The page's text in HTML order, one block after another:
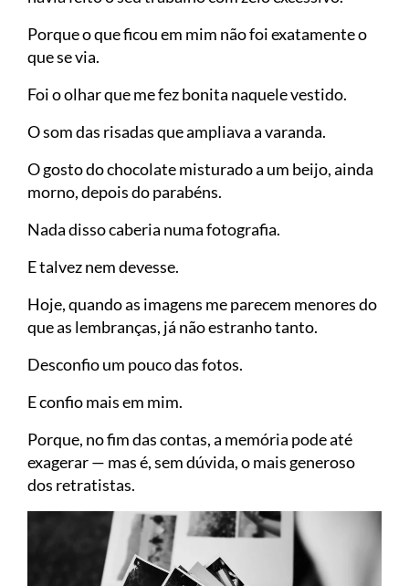
Porque o que ficou em mim não foi exatamente o
que se via.
Foi o olhar que me fez bonita naquele vestido.
O som das risadas que ampliava a varanda.
O gosto do chocolate misturado a um beijo, ainda
morno, depois do parabéns.
Nada disso caberia numa fotografia.
E talvez nem devesse.
Hoje, quando as imagens me parecem menores do
que as lembranças, já não estranho tanto.
Desconfio um pouco das fotos.
E confio mais em mim.
Porque, no fim das contas, a memória pode até
exagerar — mas é, sem dúvida, o mais generoso
dos retratistas.